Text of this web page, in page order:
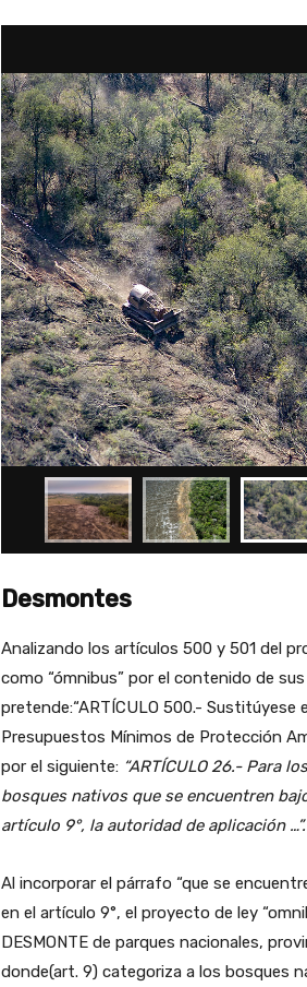
Desmontes
Analizando los artículos 500 y 501 del
como “ómnibus” por el contenido de
pretende:“ARTÍCULO 500.- Sustitúyese
Presupuestos Mínimos de Protección
por el siguiente: “ARTÍCULO 26.- Para
bosques nativos que se encuentren
artículo 9°, la autoridad de aplicación …”.
Al incorporar el párrafo “que se
en el artículo 9°, el proyecto de ley
DESMONTE de parques nacionales,
donde(art. 9) categoriza a los bosques